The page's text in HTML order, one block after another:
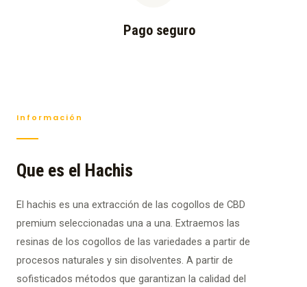
Pago seguro
Información
Que es el Hachis
El hachis es una extracción de las cogollos de CBD
premium seleccionadas una a una. Extraemos las
resinas de los cogollos de las variedades a partir de
procesos naturales y sin disolventes. A partir de
sofisticados métodos que garantizan la calidad del